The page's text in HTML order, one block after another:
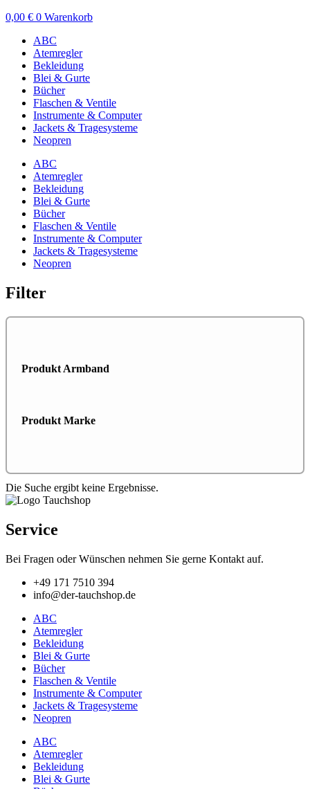
0,00 € 0 Warenkorb
ABC
Atemregler
Bekleidung
Blei & Gurte
Bücher
Flaschen & Ventile
Instrumente & Computer
Jackets & Tragesysteme
Neopren
ABC
Atemregler
Bekleidung
Blei & Gurte
Bücher
Flaschen & Ventile
Instrumente & Computer
Jackets & Tragesysteme
Neopren
Filter
Produkt Armband
Produkt Marke
Die Suche ergibt keine Ergebnisse.
Service
Bei Fragen oder Wünschen nehmen Sie gerne Kontakt auf.
+49 171 7510 394
info@der-tauchshop.de
ABC
Atemregler
Bekleidung
Blei & Gurte
Bücher
Flaschen & Ventile
Instrumente & Computer
Jackets & Tragesysteme
Neopren
ABC
Atemregler
Bekleidung
Blei & Gurte